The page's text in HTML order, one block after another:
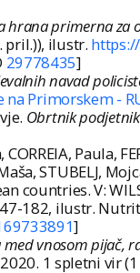
hrana primerna za
pril.)), ilustr.
29778435]
navad
na Primorskem -
Obrtnik podjetnik
Paula,
Maša,
countries. V:
182, ilustr.
]
med vnosom pijač,
1 spletni vir